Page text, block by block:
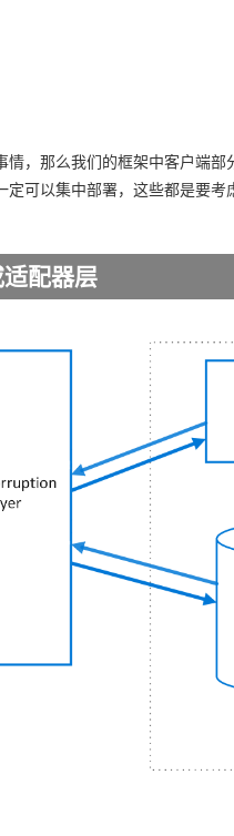
，那么我们的框架中客户端
可以集中部署，这些都是要考
配器层